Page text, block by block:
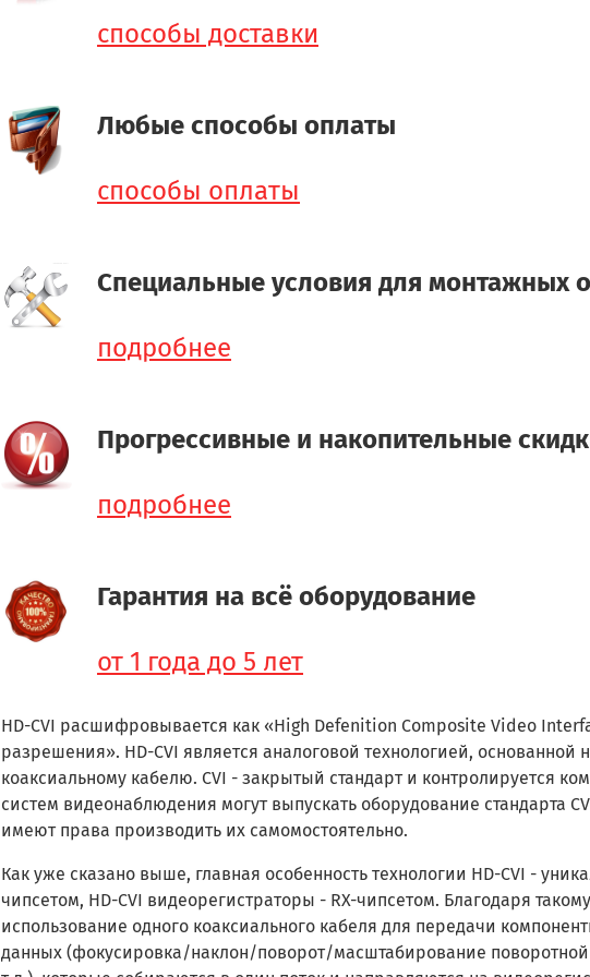
способы доставки
Любые способы оплаты
способы оплаты
Специальные условия для монтажных
подробнее
Прогрессивные и накопительные
подробнее
Гарантия на всё оборудование
от 1 года до 5 лет
HD-CVI расшифровывается как «High Defenition Composite Video
разрешения». HD-CVI является аналоговой технологией,
коаксиальному кабелю. CVI - закрытый стандарт и контролируется
систем видеонаблюдения могут выпускать оборудование стандарта
имеют права производить их самомостоятельно.
Как уже сказано выше, главная особенность технологии HD-CVI -
чипсетом, HD-CVI видеорегистраторы - RX-чипсетом. Благодаря
использование одного коаксиального кабеля для передачи
данных (фокусировка/наклон/поворот/масштабирование